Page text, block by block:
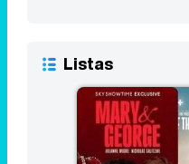
Listas